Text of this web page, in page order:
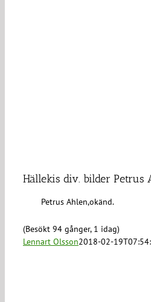
Hällekis div. bilder Petrus
Petrus Ahlen,okänd.
(Besökt 94 gånger, 1 idag)
Lennart Olsson2018-02-